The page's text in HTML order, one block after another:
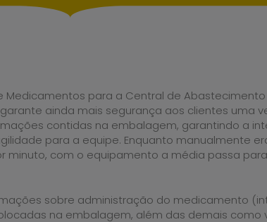
Medicamentos para a Central de Abastecimento
ainda mais segurança aos clientes uma
contidas na embalagem, garantindo a
para a equipe. Enquanto manualmente
minuto, com o equipamento a média passa
sobre administração do medicamento
na embalagem, além das demais como